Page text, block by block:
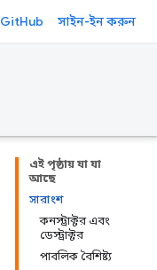
GitHub সাইন-ইন করুন
এই পৃষ্ঠায় যা যা
আছে
সারাংশ
কনস্ট্রাক্টর এবং
ডেস্ট্রাক্টর
পাবলিক বৈশিষ্ট্য